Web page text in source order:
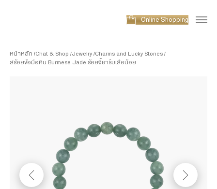
Online Shopping
หน้าหลัก Chat & Shop Jewelry Charms and Lucky Stones
สร้อยข้อมือหิน Burmese Jade ร้อยจี้ชาร์มเสือน้อย